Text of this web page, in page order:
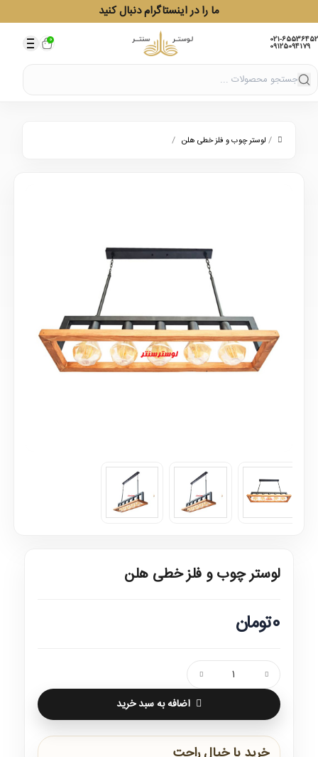
ما را در اینستاگرام دنبال کنید
021-65536452
09125094179
0
/ لوستر چوب و فلز خطی هلن /
لوستر چوب و فلز خطی هلن
0تومان
اضافه به سبد خرید